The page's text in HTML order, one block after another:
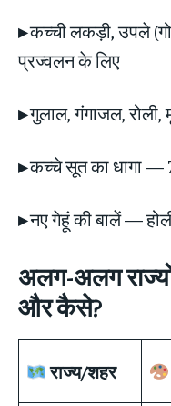
▸कच्ची लकड़ी, उपले
प्रज्वलन के लिए
▸गुलाल, गंगाजल, रोली,
▸कच्चे सूत का धागा —
▸नए गेहूं की बालें —
अलग-अलग
और कैसे?
राज्य/शहर